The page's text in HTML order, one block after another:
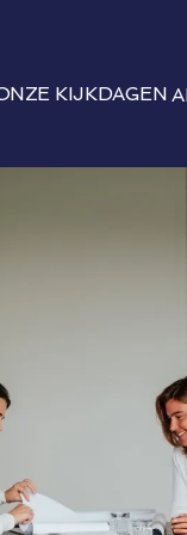
KIJKDAGEN